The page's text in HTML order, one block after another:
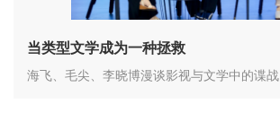
当类型文学成为一种拯救
海飞、毛尖、李晓博漫谈影视与文学中的谍战